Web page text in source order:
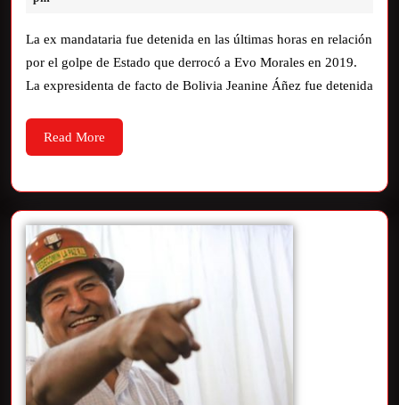
La ex mandataria fue detenida en las últimas horas en relación
por el golpe de Estado que derrocó a Evo Morales en 2019.
La expresidenta de facto de Bolivia Jeanine Áñez fue detenida
Read More